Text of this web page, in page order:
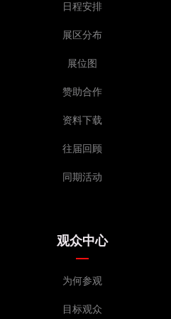
日程安排
展区分布
展位图
赞助合作
资料下载
往届回顾
同期活动
观众中心
为何参观
目标观众